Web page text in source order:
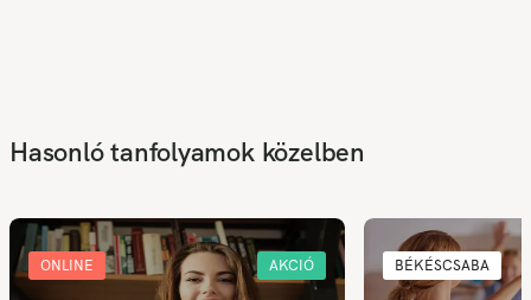
Hasonló tanfolyamok közelben
ONLINE AKCIÓ BÉKÉSCSABA